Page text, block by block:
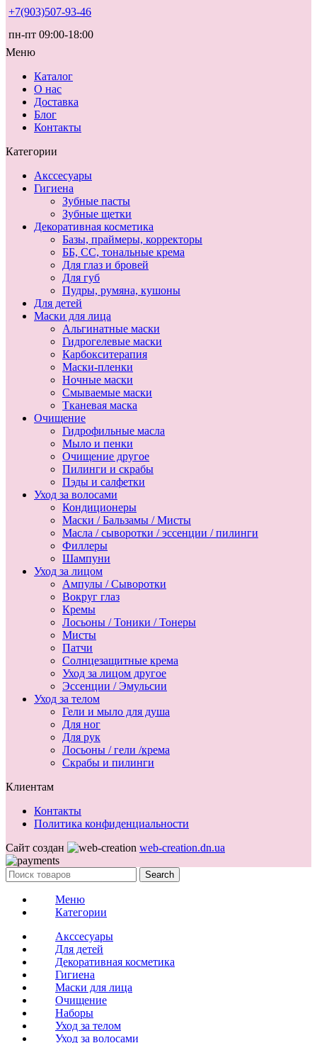
+7(903)507-93-46
пн-пт 09:00-18:00
Меню
Каталог
О нас
Доставка
Блог
Контакты
Категории
Акссесуары
Гигиена
Зубные пасты
Зубные щетки
Декоративная косметика
Базы, праймеры, корректоры
ББ, СС, тональные крема
Для глаз и бровей
Для губ
Пудры, румяна, кушоны
Для детей
Маски для лица
Альгинатные маски
Гидрогелевые маски
Карбокситерапия
Маски-пленки
Ночные маски
Смываемые маски
Тканевая маска
Очищение
Гидрофильные масла
Мыло и пенки
Очищение другое
Пилинги и скрабы
Пэды и салфетки
Уход за волосами
Кондиционеры
Маски / Бальзамы / Мисты
Масла / сыворотки / эссенции / пилинги
Филлеры
Шампуни
Уход за лицом
Ампулы / Сыворотки
Вокруг глаз
Кремы
Лосьоны / Тоники / Тонеры
Мисты
Патчи
Солнцезащитные крема
Уход за лицом другое
Эссенции / Эмульсии
Уход за телом
Гели и мыло для душа
Для ног
Для рук
Лосьоны / гели /крема
Скрабы и пилинги
Клиентам
Контакты
Политика конфиденциальности
Сайт создан
web-creation.dn.ua
Search
Меню
Категории
Акссесуары
Для детей
Декоративная косметика
Гигиена
Маски для лица
Очищение
Наборы
Уход за телом
Уход за волосами